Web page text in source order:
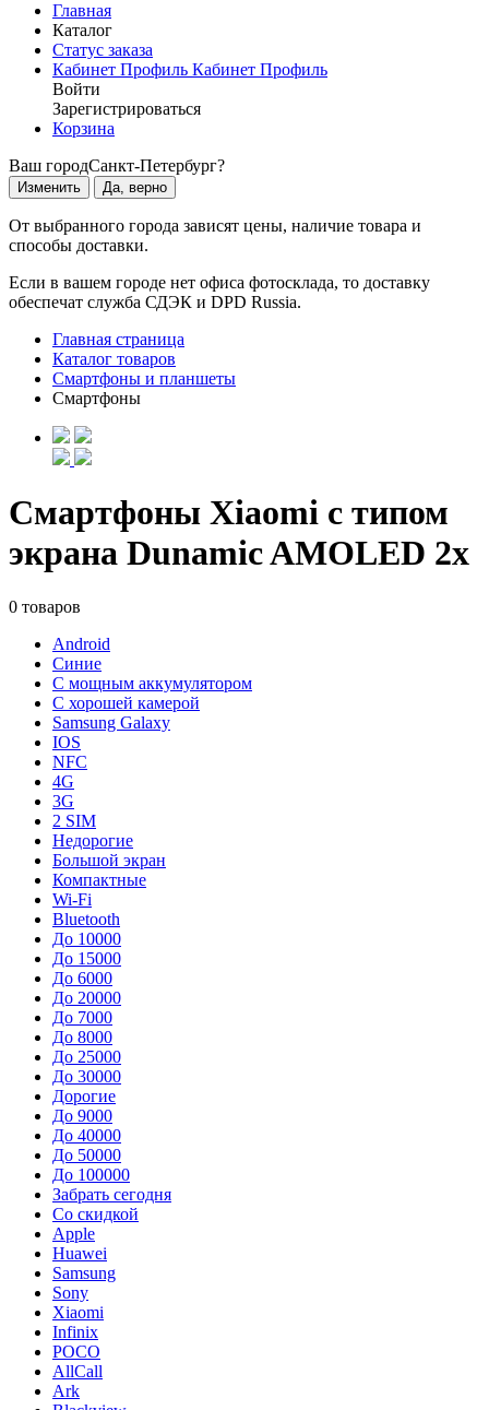
Главная
Каталог
Статус заказа
Кабинет Профиль Кабинет Профиль
Войти
Зарегистрироваться
Корзина
Ваш городСанкт-Петербург?
Изменить Да, верно
От выбранного города зависят цены, наличие товара и
способы доставки.
Если в вашем городе нет офиса фотосклада, то доставку
обеспечат служба СДЭК и DPD Russia.
Главная страница
Каталог товаров
Смартфоны и планшеты
Смартфоны
Смартфоны Xiaomi с типом
экрана Dunamic AMOLED 2x
0 товаров
Android
Синие
С мощным аккумулятором
С хорошей камерой
Samsung Galaxy
IOS
NFC
4G
3G
2 SIM
Недорогие
Большой экран
Компактные
Wi-Fi
Bluetooth
До 10000
До 15000
До 6000
До 20000
До 7000
До 8000
До 25000
До 30000
Дорогие
До 9000
До 40000
До 50000
До 100000
Забрать сегодня
Со скидкой
Apple
Huawei
Samsung
Sony
Xiaomi
Infinix
POCO
AllCall
Ark